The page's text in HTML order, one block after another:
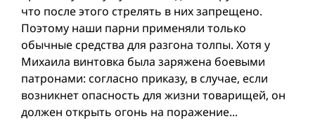
что после этого стрелять в них запрещено.
Поэтому наши парни применяли только
обычные средства для разгона толпы. Хотя у
Михаила винтовка была заряжена боевыми
патронами: согласно приказу, в случае, если
возникнет опасность для жизни товарищей, он
должен открыть огонь на поражение...